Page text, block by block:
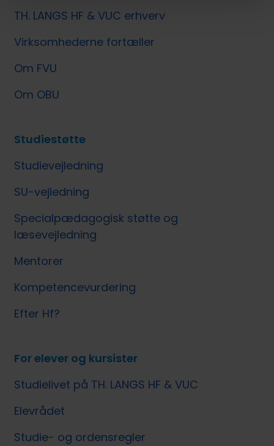
TH. LANGS HF & VUC erhverv
Virksomhederne fortæller
Om FVU
Om OBU
Studiestøtte
Studievejledning
SU-vejledning
Specialpædagogisk støtte og
læsevejledning
Mentorer
Kompetencevurdering
Efter Hf?
For elever og kursister
Studielivet på TH. LANGS HF & VUC
Elevrådet
Studie- og ordensregler